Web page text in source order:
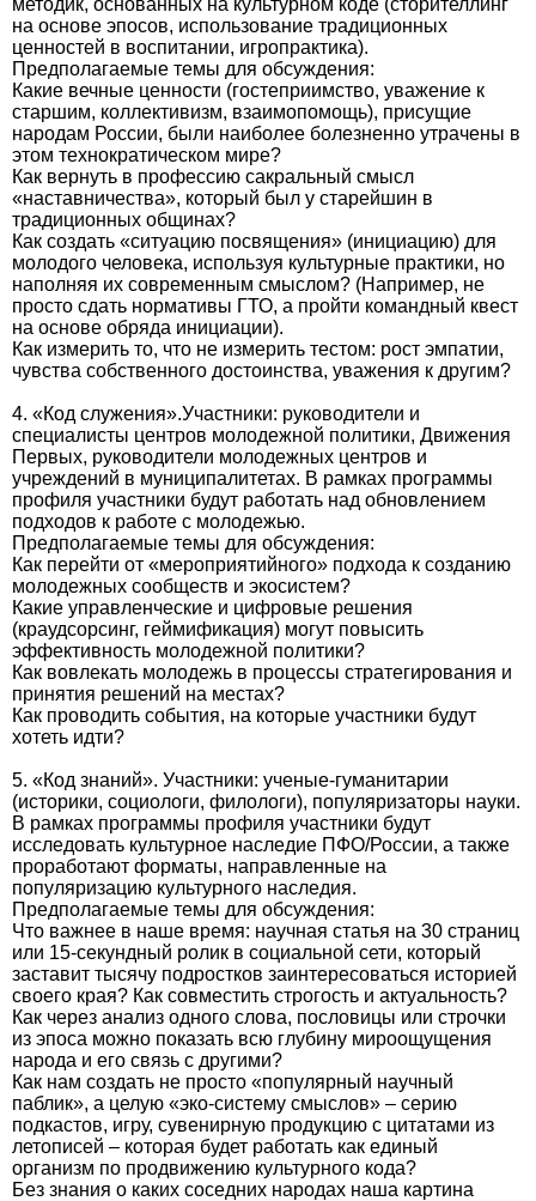
методик, основанных на культурном коде (сторителлинг
на основе эпосов, использование традиционных
ценностей в воспитании, игропрактика).
Предполагаемые темы для обсуждения:
Какие вечные ценности (гостеприимство, уважение к
старшим, коллективизм, взаимопомощь), присущие
народам России, были наиболее болезненно утрачены в
этом технократическом мире?
Как вернуть в профессию сакральный смысл
«наставничества», который был у старейшин в
традиционных общинах?
Как создать «ситуацию посвящения» (инициацию) для
молодого человека, используя культурные практики, но
наполняя их современным смыслом? (Например, не
просто сдать нормативы ГТО, а пройти командный квест
на основе обряда инициации).
Как измерить то, что не измерить тестом: рост эмпатии,
чувства собственного достоинства, уважения к другим?
4. «Код служения».Участники: руководители и
специалисты центров молодежной политики, Движения
Первых, руководители молодежных центров и
учреждений в муниципалитетах. В рамках программы
профиля участники будут работать над обновлением
подходов к работе с молодежью.
Предполагаемые темы для обсуждения:
Как перейти от «мероприятийного» подхода к созданию
молодежных сообществ и экосистем?
Какие управленческие и цифровые решения
(краудсорсинг, геймификация) могут повысить
эффективность молодежной политики?
Как вовлекать молодежь в процессы стратегирования и
принятия решений на местах?
Как проводить события, на которые участники будут
хотеть идти?
5. «Код знаний». Участники: ученые-гуманитарии
(историки, социологи, филологи), популяризаторы науки.
В рамках программы профиля участники будут
исследовать культурное наследие ПФО/России, а также
проработают форматы, направленные на
популяризацию культурного наследия.
Предполагаемые темы для обсуждения:
Что важнее в наше время: научная статья на 30 страниц
или 15-секундный ролик в социальной сети, который
заставит тысячу подростков заинтересоваться историей
своего края? Как совместить строгость и актуальность?
Как через анализ одного слова, пословицы или строчки
из эпоса можно показать всю глубину мироощущения
народа и его связь с другими?
Как нам создать не просто «популярный научный
паблик», а целую «эко-систему смыслов» – серию
подкастов, игру, сувенирную продукцию с цитатами из
летописей – которая будет работать как единый
организм по продвижению культурного кода?
Без знания о каких соседних народах наша картина